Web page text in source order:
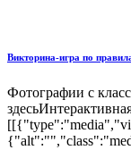
Викторина-игра по
Фотографии с